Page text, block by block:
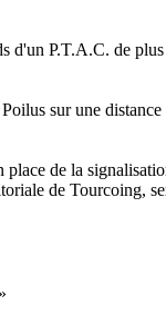
P.T.A.C. de
sur une
place de la
de Tourcoing,
»